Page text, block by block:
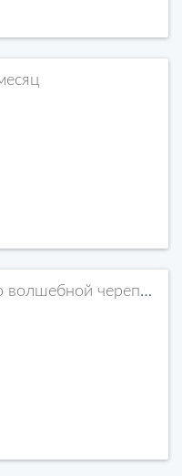
Легенда о волшебной черепахе